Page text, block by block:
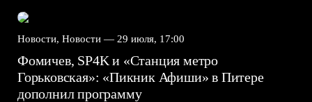
Новости, Новости — 29 июля, 17:00
Фомичев, SP4K и «Станция метро
Горьковская»: «Пикник Афиши» в Питере
дополнил программу